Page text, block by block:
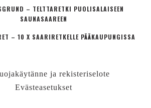
– TELTTARETKI PUOLISALAISEEN
SAUNASAAREEN
– 10 X SAARIRETKELLE PÄÄKAUPUNGISSA
ja rekisteriselote
Evästeasetukset